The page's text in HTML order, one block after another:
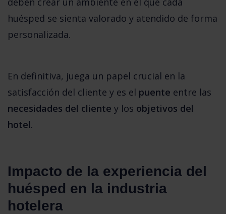
huésped se sienta valorado y atendido de forma
personalizada.
En definitiva, juega un papel crucial en la
satisfacción del cliente y es el puente
necesidades del cliente y los objetivos del
hotel.
Impacto de la experiencia del
huésped en la industria
hotelera